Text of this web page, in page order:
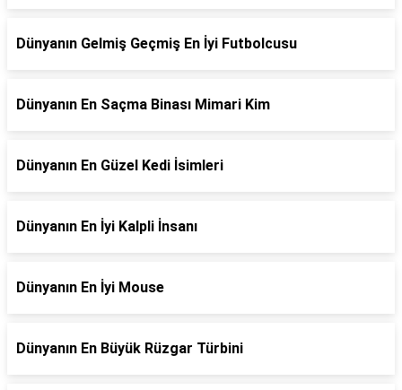
Dünyanın Gelmiş Geçmiş En İyi Futbolcusu
Dünyanın En Saçma Binası Mimari Kim
Dünyanın En Güzel Kedi İsimleri
Dünyanın En İyi Kalpli İnsanı
Dünyanın En İyi Mouse
Dünyanın En Büyük Rüzgar Türbini